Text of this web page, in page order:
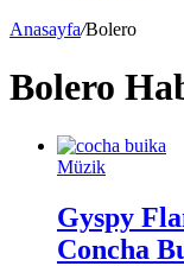
Anasayfa/Bolero
Bolero
Müzik
Gyspy
Concha